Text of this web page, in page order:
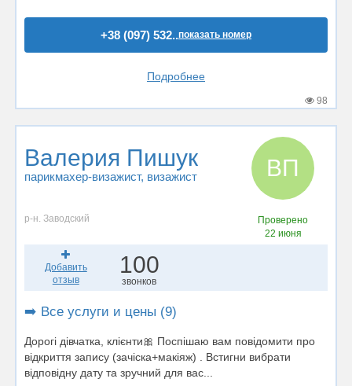
+38 (097) 532..показать номер
Подробнее
98
Валерия Пишук
парикмахер-визажист, визажист ВП
р-н. Заводский
Проверено
22 июня
Добавить
отзыв
100
звонков
➡️ Все услуги и цены (9)
Дорогі дівчатка, клієнти🎀 Поспішаю вам повідомити про
відкриття запису (зачіска+макіяж) . Встигни вибрати
відповідну дату та зручний для вас...